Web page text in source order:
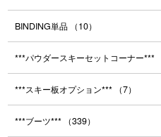
BINDING単品 （10）
***パウダースキーセットコーナー***
***スキー板オプション*** （7）
***ブーツ*** （339）